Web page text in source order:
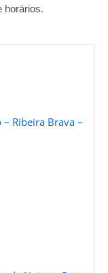
horários.
Ribeira Brava –